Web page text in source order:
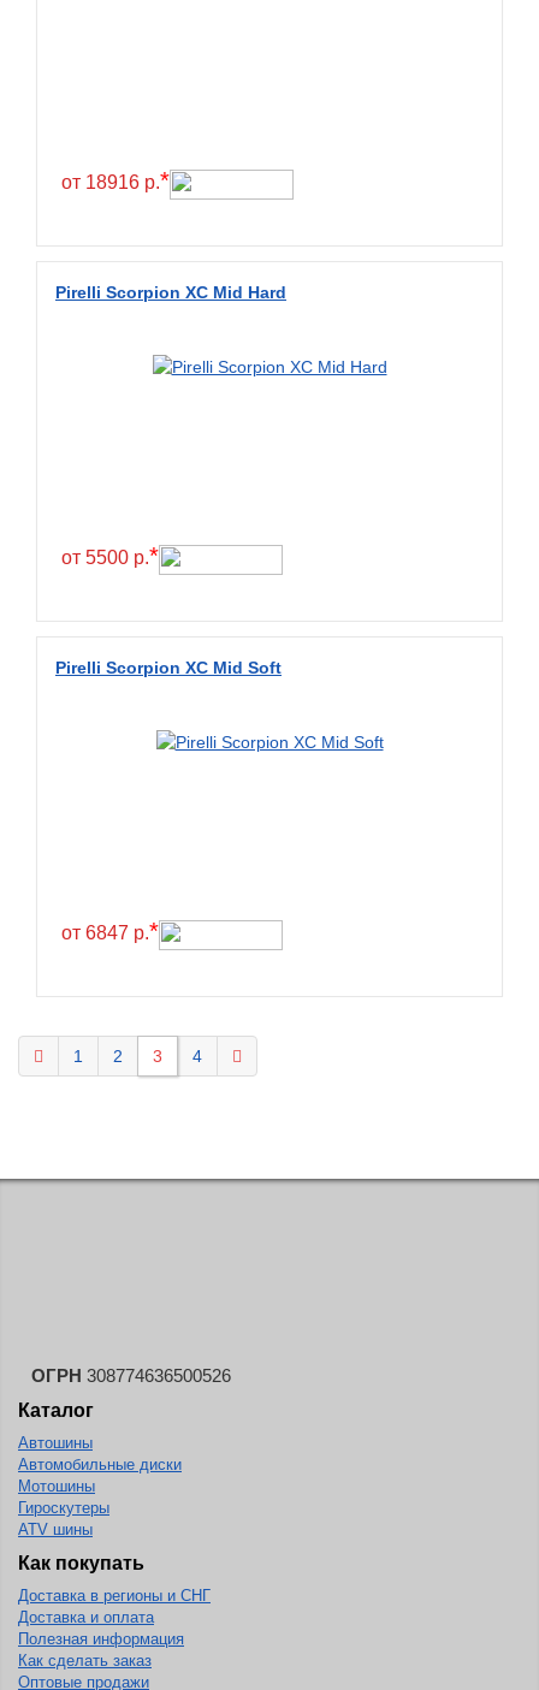
от 18916 р.*
Pirelli Scorpion XC Mid Hard
от 5500 р.*
Pirelli Scorpion XC Mid Soft
от 6847 р.*
1 2 3 4
ОГРН 308774636500526
Каталог
Автошины
Автомобильные диски
Мотошины
Гироскутеры
ATV шины
Как покупать
Доставка в регионы и СНГ
Доставка и оплата
Полезная информация
Как сделать заказ
Оптовые продажи